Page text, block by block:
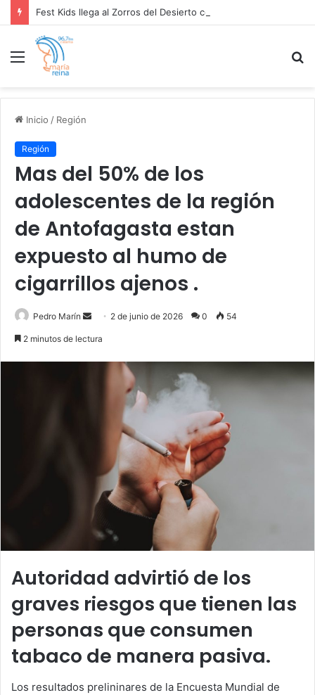
Menú
Inicio / Región
Región
Mas del 50% de los
adolescentes de la región
de Antofagasta estan
expuesto al humo de
cigarrillos ajenos .
Pedro Marín
Send 2 de junio de 2026 0 54
2 minutos de lectura
Autoridad advirtió de los
graves riesgos que tienen las
personas que consumen
tabaco de manera pasiva.
Los resultados prelininares de la Encuesta Mundial de